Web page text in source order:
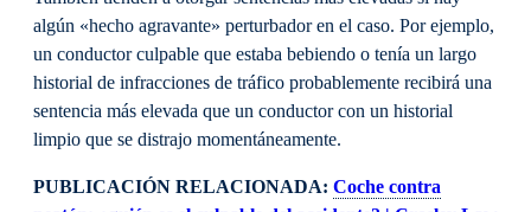
algún «hecho agravante» perturbador en el caso. Por ejemplo,
un conductor culpable que estaba bebiendo o tenía un largo
historial de infracciones de tráfico probablemente recibirá una
sentencia más elevada que un conductor con un historial
limpio que se distrajo momentáneamente.
PUBLICACIÓN RELACIONADA: Coche contra